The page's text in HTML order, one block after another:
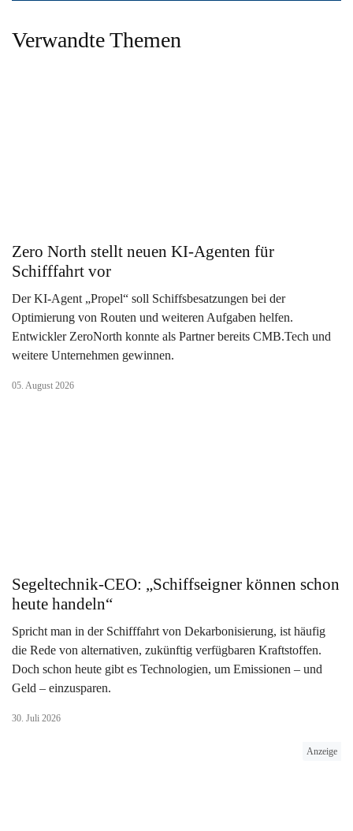
Verwandte Themen
Zero North stellt neuen KI-Agenten für
Schifffahrt vor
Der KI-Agent „Propel“ soll Schiffsbesatzungen bei der
Optimierung von Routen und weiteren Aufgaben helfen.
Entwickler ZeroNorth konnte als Partner bereits CMB.Tech und
weitere Unternehmen gewinnen.
05. August 2026
Segeltechnik-CEO: „Schiffseigner können schon
heute handeln“
Spricht man in der Schifffahrt von Dekarbonisierung, ist häufig
die Rede von alternativen, zukünftig verfügbaren Kraftstoffen.
Doch schon heute gibt es Technologien, um Emissionen – und
Geld – einzusparen.
30. Juli 2026
Anzeige